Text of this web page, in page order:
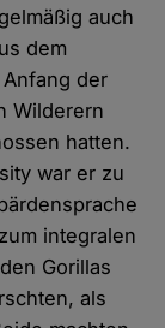
auch
dem
der
Wilderern
hatten.
war er zu
integralen
Gorillas
als